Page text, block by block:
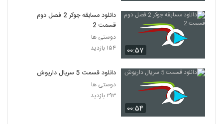
۰۰:۵۷
دانلود مسابقه جوکر 2 فصل دوم
قسمت 2
دوستی ها
۱۵۴ بازدید
۰۰:۵۴
دانلود قسمت 5 سریال داریوش
دوستی ها
۲۹۳ بازدید